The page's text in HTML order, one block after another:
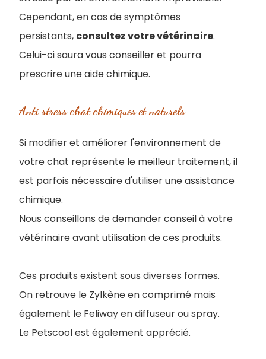
Cependant, en cas de symptômes
persistants, consultez votre vétérinaire.
Celui-ci saura vous conseiller et pourra
prescrire une aide chimique.
Anti stress chat chimiques et naturels
Si modifier et améliorer l'environnement de
votre chat représente le meilleur traitement, il
est parfois nécessaire d'utiliser une assistance
chimique.
Nous conseillons de demander conseil à votre
vétérinaire avant utilisation de ces produits.
Ces produits existent sous diverses formes.
On retrouve le Zylkène en comprimé mais
également le Feliway en diffuseur ou spray.
Le Petscool est également apprécié.